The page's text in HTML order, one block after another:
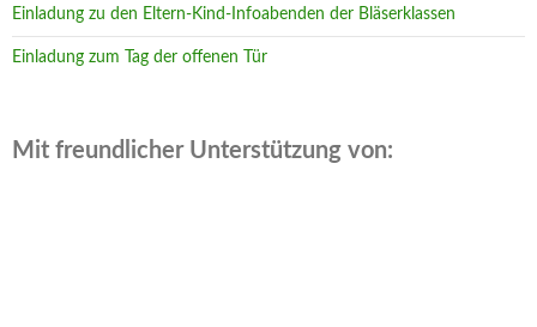
Einladung zu den Eltern-Kind-Infoabenden der Bläserklassen
Einladung zum Tag der offenen Tür
Mit freundlicher Unterstützung von: